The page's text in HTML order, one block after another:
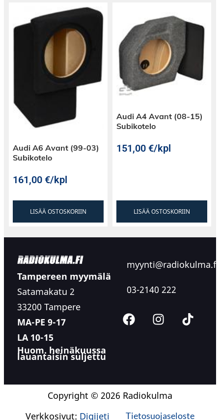
Audi A6 Avant (99-03)
Subikotelo
161,00€/kpl
LISÄÄ OSTOSKORIIN
Audi A4 Avant (08-15)
Subikotelo
151,00€/kpl
LISÄÄ OSTOSKORIIN
Tampereen myymälä
Satamakatu 2
33200 Tampere
MA-PE 9-17
LA 10-15
Huom. heinäkuussa
lauantaisin suljettu
myynti@radiokulma.fi
03-2140 222
Copyright © 2026 Radiokulma
Verkkosivut: Digijeti Tietosuojaseloste